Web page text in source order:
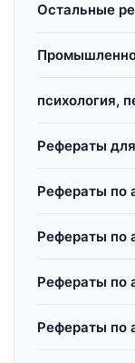
Остальные
психология,
Рефераты
Рефераты по
Рефераты по
Рефераты по
Рефераты по